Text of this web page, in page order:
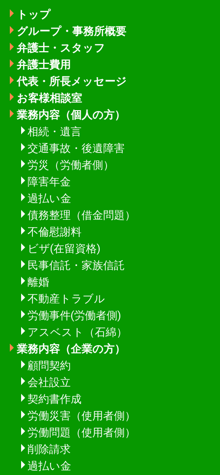
トップ
グループ・事務所概要
弁護士・スタッフ
弁護士費用
代表・所長メッセージ
お客様相談室
業務内容（個人の方）
相続・遺言
交通事故・後遺障害
労災（労働者側）
障害年金
過払い金
債務整理（借金問題）
不倫慰謝料
ビザ(在留資格)
民事信託・家族信託
離婚
不動産トラブル
労働事件(労働者側)
アスベスト（石綿）
業務内容（企業の方）
顧問契約
会社設立
契約書作成
労働災害（使用者側）
労働問題（使用者側）
削除請求
過払い金